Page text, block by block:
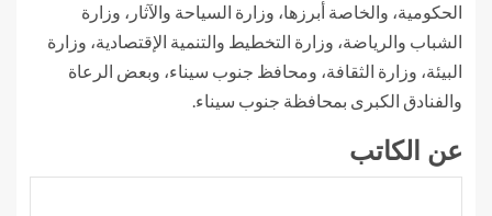
الحكومية، والخاصة أبرزها، وزارة السياحة والآثار، وزارة
الشباب والرياضة، وزارة التخطيط والتنمية الإقتصادية، وزارة
البيئة، وزارة الثقافة، ومحافظ جنوب سيناء، وبعض الرعاة
والفنادق الكبرى بمحافظة جنوب سيناء.
عن الكاتب